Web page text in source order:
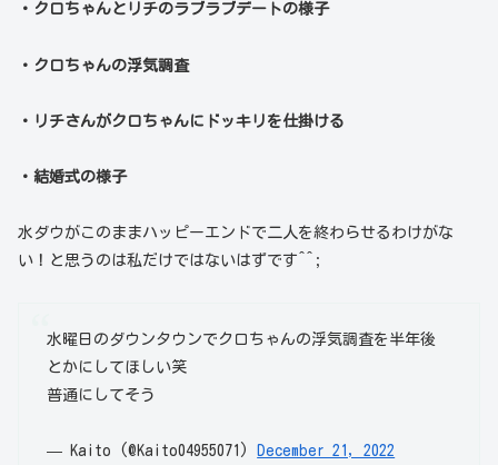
・クロちゃんとリチのラブラブデートの様子
・クロちゃんの浮気調査
・リチさんがクロちゃんにドッキリを仕掛ける
・結婚式の様子
水ダウがこのままハッピーエンドで二人を終わらせるわけがな
い！と思うのは私だけではないはずです^^;
水曜日のダウンタウンでクロちゃんの浮気調査を半年後
とかにしてほしい笑
普通にしてそう
— Kaito (@Kaito04955071) December 21, 2022